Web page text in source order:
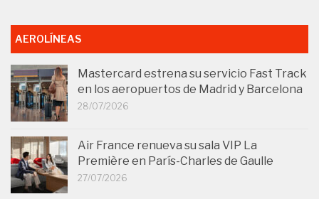
AEROLÍNEAS
Mastercard estrena su servicio Fast Track
en los aeropuertos de Madrid y Barcelona
28/07/2026
Air France renueva su sala VIP La
Première en París-Charles de Gaulle
27/07/2026